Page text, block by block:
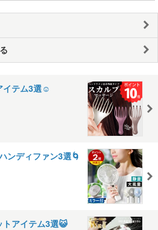
イテム3選☺️
ンディファン3選🌀
トアイテム3選😺